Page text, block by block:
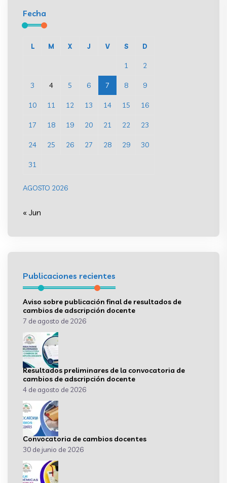
Fecha
AGOSTO 2026
L M X J V S D
1 2
3 4 5 6 7 8 9
10 11 12 13 14 15 16
17 18 19 20 21 22 23
24 25 26 27 28 29 30
31
« Jun
Publicaciones recientes
Aviso sobre publicación final de resultados de
cambios de adscripción docente
7 de agosto de 2026
Resultados preliminares de la convocatoria de
cambios de adscripción docente
4 de agosto de 2026
Convocatoria de cambios docentes
30 de junio de 2026